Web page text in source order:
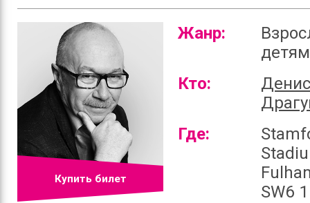
Купить билет
Жанр:
детям
Кто:
Где:
SW6